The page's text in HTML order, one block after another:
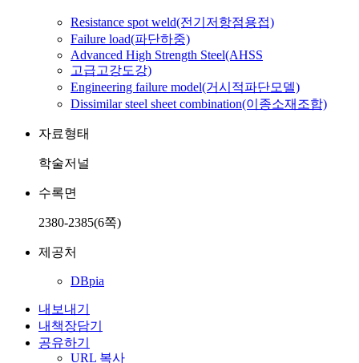
Resistance spot weld(전기저항점용접)
Failure load(파단하중)
Advanced High Strength Steel(AHSS
고급고강도강)
Engineering failure model(거시적파단모델)
Dissimilar steel sheet combination(이종소재조합)
자료형태
학술저널
수록면
2380-2385(6쪽)
제공처
DBpia
내보내기
내책장담기
공유하기
URL 복사